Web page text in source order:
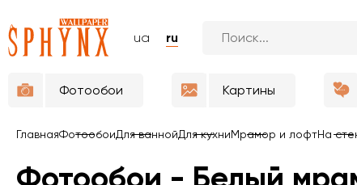
ua ru
Фотообои Картины
ГлавнаяФотообоиДля ваннойДля кухниМрамор и лофтНа